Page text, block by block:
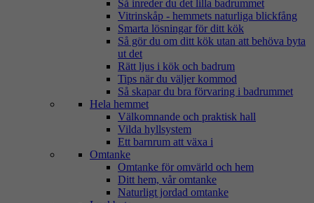
Så inreder du det lilla badrummet
Vitrinskåp - hemmets naturliga blickfång
Smarta lösningar för ditt kök
Så gör du om ditt kök utan att behöva byta
ut det
Rätt ljus i kök och badrum
Tips när du väljer kommod
Så skapar du bra förvaring i badrummet
Hela hemmet
Välkomnande och praktisk hall
Vilda hyllsystem
Ett barnrum att växa i
Omtanke
Omtanke för omvärld och hem
Ditt hem, vår omtanke
Naturligt jordad omtanke